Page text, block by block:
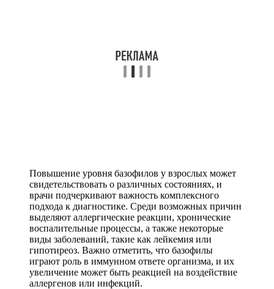
Повышение уровня базофилов у взрослых может
свидетельствовать о различных состояниях, и
врачи подчеркивают важность комплексного
подхода к диагностике. Среди возможных причин
выделяют аллергические реакции, хронические
воспалительные процессы, а также некоторые
виды заболеваний, такие как лейкемия или
гипотиреоз. Важно отметить, что базофилы
играют роль в иммунном ответе организма, и их
увеличение может быть реакцией на воздействие
аллергенов или инфекций.